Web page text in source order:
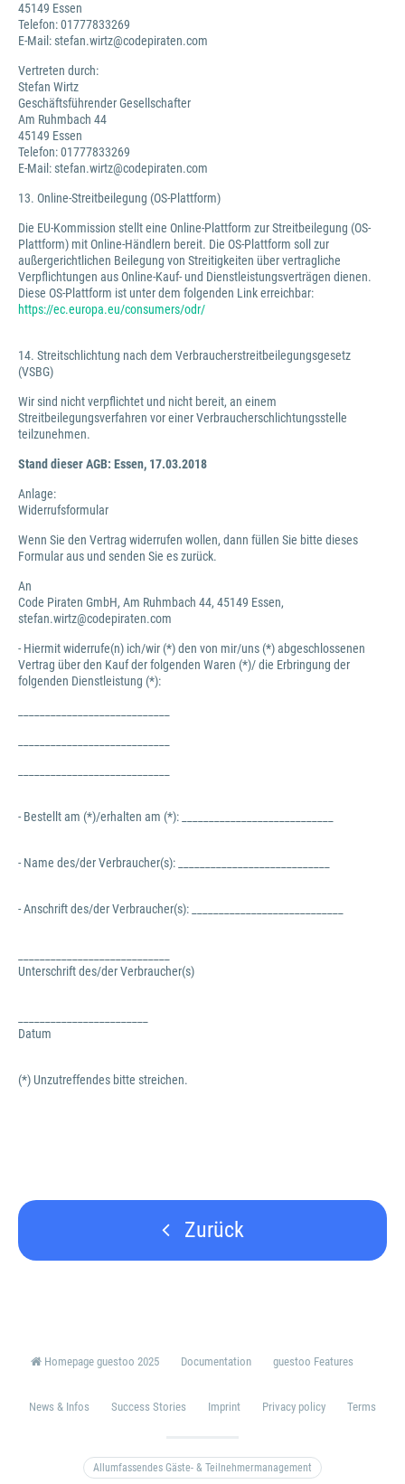
45149 Essen
Telefon: 01777833269
E-Mail: stefan.wirtz@codepiraten.com
Vertreten durch:
Stefan Wirtz
Geschäftsführender Gesellschafter
Am Ruhmbach 44
45149 Essen
Telefon: 01777833269
E-Mail: stefan.wirtz@codepiraten.com
13. Online-Streitbeilegung (OS-Plattform)
Die EU-Kommission stellt eine Online-Plattform zur Streitbeilegung (OS-
Plattform) mit Online-Händlern bereit. Die OS-Plattform soll zur
außergerichtlichen Beilegung von Streitigkeiten über vertragliche
Verpflichtungen aus Online-Kauf- und Dienstleistungsverträgen dienen.
Diese OS-Plattform ist unter dem folgenden Link erreichbar:
https://ec.europa.eu/consumers/odr/
14. Streitschlichtung nach dem Verbraucherstreitbeilegungsgesetz
(VSBG)
Wir sind nicht verpflichtet und nicht bereit, an einem
Streitbeilegungsverfahren vor einer Verbraucherschlichtungsstelle
teilzunehmen.
Stand dieser AGB: Essen, 17.03.2018
Anlage:
Widerrufsformular
Wenn Sie den Vertrag widerrufen wollen, dann füllen Sie bitte dieses
Formular aus und senden Sie es zurück.
An
Code Piraten GmbH, Am Ruhmbach 44, 45149 Essen,
stefan.wirtz@codepiraten.com
- Hiermit widerrufe(n) ich/wir (*) den von mir/uns (*) abgeschlossenen
Vertrag über den Kauf der folgenden Waren (*)/ die Erbringung der
folgenden Dienstleistung (*):
- Bestellt am (*)/erhalten am (*): ____________________________
- Name des/der Verbraucher(s): ____________________________
- Anschrift des/der Verbraucher(s): ____________________________
Unterschrift des/der Verbraucher(s)
Datum
(*) Unzutreffendes bitte streichen.
Zurück
Homepage guestoo 2025 Documentation guestoo Features
News & Infos Success Stories Imprint Privacy policy Terms
Allumfassendes Gäste- & Teilnehmermanagement